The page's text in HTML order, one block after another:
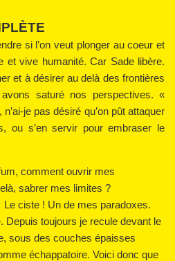
si l’on veut plonger au coeur et
et vive humanité. Car Sade libère.
et à désirer au delà des frontières
saturé nos perspectives. «
je pas désiré qu’on pût attaquer
ou s’en servir pour embraser le
comment ouvrir mes
sabrer mes limites ?
ciste ! Un de mes paradoxes.
Depuis toujours je recule devant le
sous des couches épaisses
échappatoire. Voici donc que